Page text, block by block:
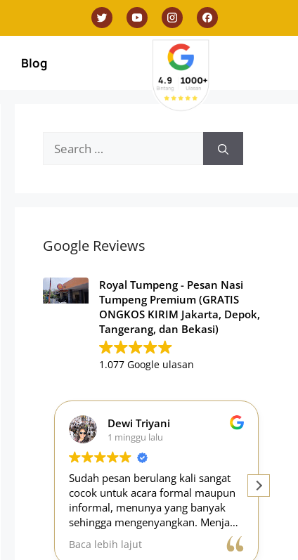
Blog
Google Reviews
Royal Tumpeng - Pesan Nasi
Tumpeng Premium (GRATIS
ONGKOS KIRIM Jakarta, Depok,
Tangerang, dan Bekasi)
1.077 Google ulasan
Dewi Triyani
1 minggu lalu
Sudah pesan berulang kali sangat
cocok untuk acara formal maupun
informal, menunya yang banyak
sehingga mengenyangkan. Menjadi
opsi yang paling mudah untuk
berbagai acara.
Baca lebih lajut